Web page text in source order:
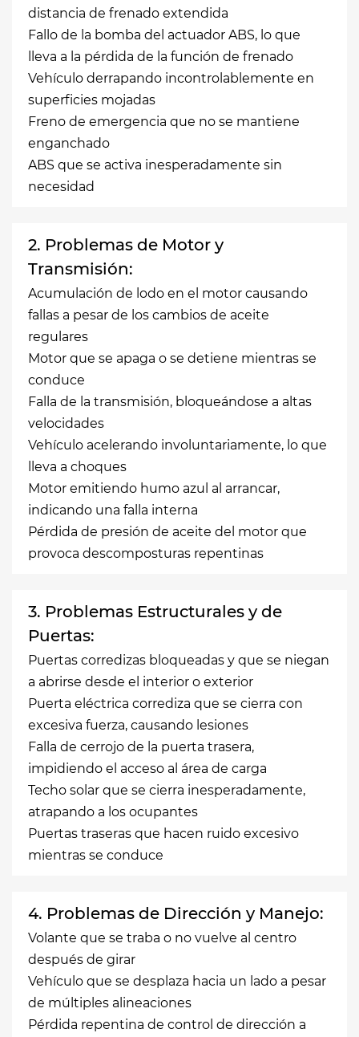
distancia de frenado extendida
Fallo de la bomba del actuador ABS, lo que
lleva a la pérdida de la función de frenado
Vehículo derrapando incontrolablemente en
superficies mojadas
Freno de emergencia que no se mantiene
enganchado
ABS que se activa inesperadamente sin
necesidad
2. Problemas de Motor y
Transmisión:
Acumulación de lodo en el motor causando
fallas a pesar de los cambios de aceite
regulares
Motor que se apaga o se detiene mientras se
conduce
Falla de la transmisión, bloqueándose a altas
velocidades
Vehículo acelerando involuntariamente, lo que
lleva a choques
Motor emitiendo humo azul al arrancar,
indicando una falla interna
Pérdida de presión de aceite del motor que
provoca descomposturas repentinas
3. Problemas Estructurales y de
Puertas:
Puertas corredizas bloqueadas y que se niegan
a abrirse desde el interior o exterior
Puerta eléctrica corrediza que se cierra con
excesiva fuerza, causando lesiones
Falla de cerrojo de la puerta trasera,
impidiendo el acceso al área de carga
Techo solar que se cierra inesperadamente,
atrapando a los ocupantes
Puertas traseras que hacen ruido excesivo
mientras se conduce
4. Problemas de Dirección y Manejo:
Volante que se traba o no vuelve al centro
después de girar
Vehículo que se desplaza hacia un lado a pesar
de múltiples alineaciones
Pérdida repentina de control de dirección a